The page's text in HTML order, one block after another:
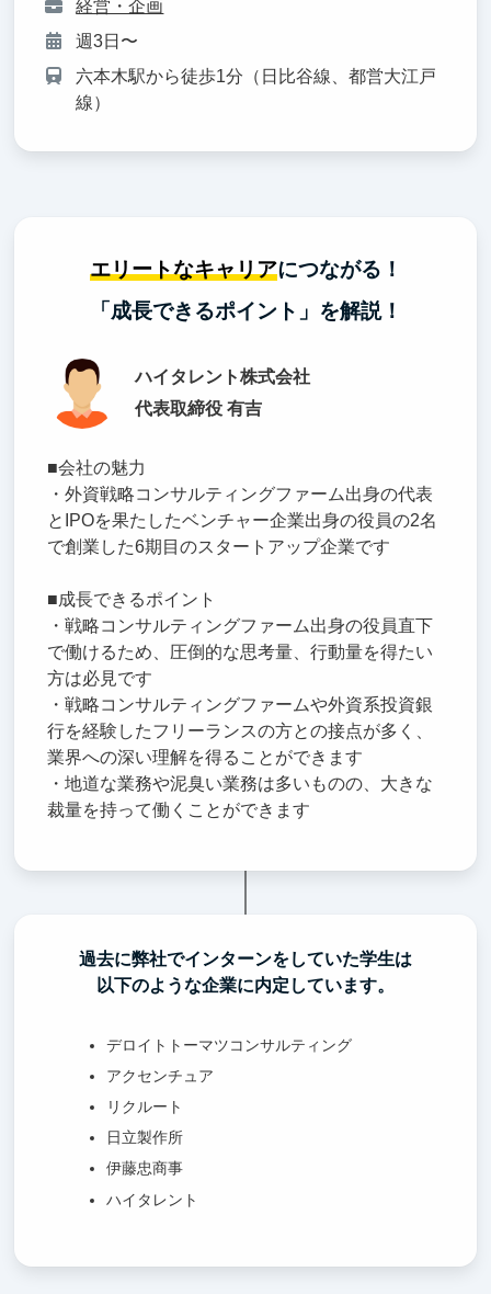
経営・企画
週3日〜
六本木駅から徒歩1分（日比谷線、都営大江戸
線）
エリートなキャリアにつながる！
「成長できるポイント」を解説！
ハイタレント株式会社
代表取締役 有吉
■会社の魅力
・外資戦略コンサルティングファーム出身の代表
とIPOを果たしたベンチャー企業出身の役員の2名
で創業した6期目のスタートアップ企業です
■成長できるポイント
・戦略コンサルティングファーム出身の役員直下
で働けるため、圧倒的な思考量、行動量を得たい
方は必見です
・戦略コンサルティングファームや外資系投資銀
行を経験したフリーランスの方との接点が多く、
業界への深い理解を得ることができます
・地道な業務や泥臭い業務は多いものの、大きな
裁量を持って働くことができます
過去に弊社でインターンをしていた学生は
以下のような企業に内定しています。
デロイトトーマツコンサルティング
アクセンチュア
リクルート
日立製作所
伊藤忠商事
ハイタレント